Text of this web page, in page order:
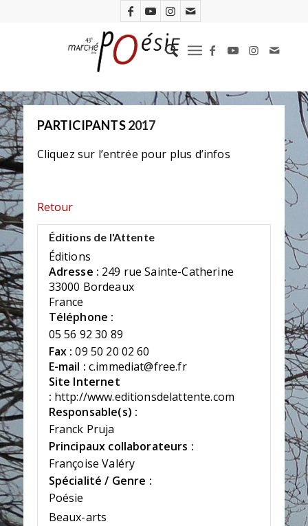
PARTICIPANTS2017
Cliquez sur l’entrée pour plus d’infos
Retour
Éditions de l'Attente
Éditions
Adresse : 249 rue Sainte-Catherine
33000 Bordeaux
France
Téléphone :
05 56 92 30 89
Fax : 09 50 20 02 60
E-mail : c.immediat@free.fr
Site Internet
: http://www.editionsdelattente.com
Responsable(s) :
Franck Pruja
Principaux collaborateurs :
Françoise Valéry
Spécialité / Genre :
Poésie
Beaux-arts